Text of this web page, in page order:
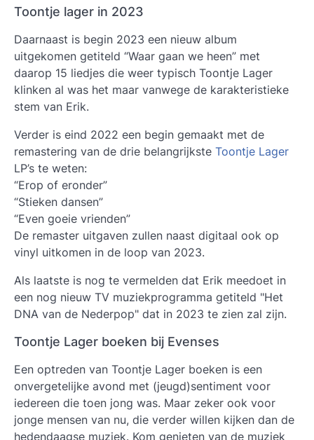
Toontje lager in 2023
Daarnaast is begin 2023 een nieuw album
uitgekomen getiteld “Waar gaan we heen” met
daarop 15 liedjes die weer typisch Toontje Lager
klinken al was het maar vanwege de karakteristieke
stem van Erik.
Verder is eind 2022 een begin gemaakt met de
remastering van de drie belangrijkste Toontje Lager
LP’s te weten:
“Erop of eronder”
“Stieken dansen”
“Even goeie vrienden”
De remaster uitgaven zullen naast digitaal ook op
vinyl uitkomen in de loop van 2023.
Als laatste is nog te vermelden dat Erik meedoet in
een nog nieuw TV muziekprogramma getiteld "Het
DNA van de Nederpop" dat in 2023 te zien zal zijn.
Toontje Lager boeken bij Evenses
Een optreden van Toontje Lager boeken is een
onvergetelijke avond met (jeugd)sentiment voor
iedereen die toen jong was. Maar zeker ook voor
jonge mensen van nu, die verder willen kijken dan de
hedendaagse muziek. Kom genieten van de muziek